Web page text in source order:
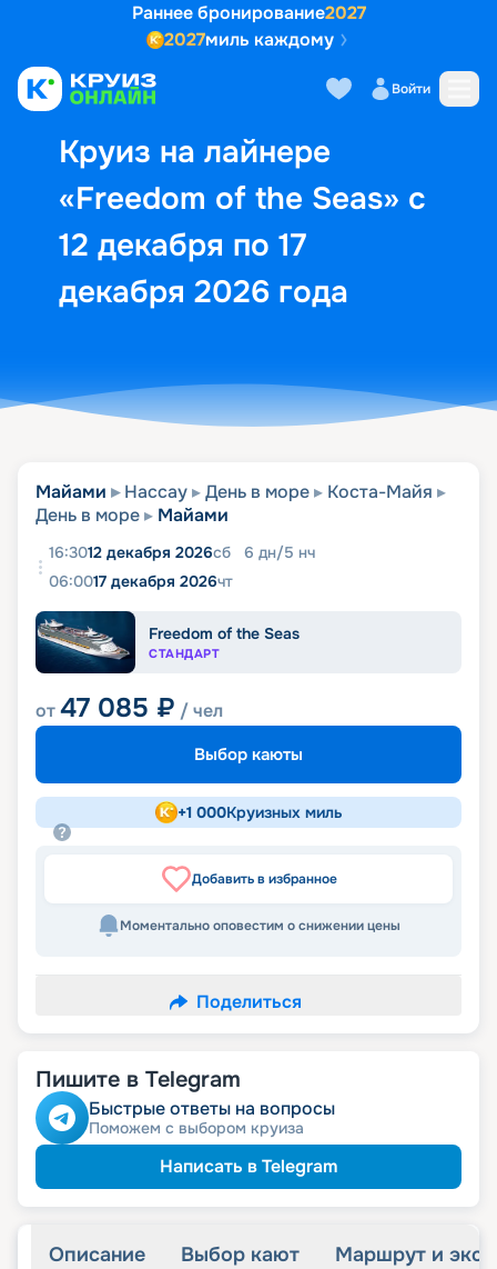
Раннее бронирование2027
2027миль каждому
Войти
Круиз на лайнере
«Freedom of the Seas» с
12 декабря по 17
декабря 2026 года
Выбор кают Маршрут и
Майами Нассау День в море
Коста-Майя
День в море
Майами
16:3012 декабря 2026сб 6 дн/5 нч
06:0017 декабря 2026чт
Freedom of the Seas
СТАНДАРТ
от47 085 ₽ / чел
Выбор каюты
+1 000Круизных миль
Добавить в избранное
Моментально оповестим о снижении цены
Поделиться
Пишите в Telegram
Быстрые ответы на вопросы
Поможем с выбором круиза
Написать в Telegram
Описание Выбор кают Маршрут и